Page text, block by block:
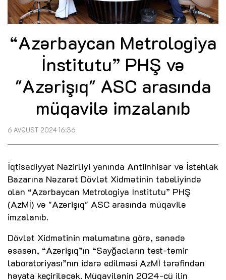
“Azərbaycan Metrologiya
İnstitutu” PHŞ və
"Azərişıq" ASC arasında
müqavilə imzalanıb
6 AVQUST 2024 16:36
İqtisadiyyat Nazirliyi yanında Antiinhisar və İstehlak
Bazarına Nəzarət Dövlət Xidmətinin tabeliyində
olan “Azərbaycan Metrologiya İnstitutu” PHŞ
(AzMİ) və "Azərişıq" ASC arasında müqavilə
imzalanıb.
Dövlət Xidmətinin məlumatına görə, sənədə
əsasən, “Azərişıq”ın “Sayğacların test-təmir
laboratoriyası”nın idarə edilməsi AzMİ tərəfindən
həyata keçiriləcək. Müqavilənin 2024-cü ilin